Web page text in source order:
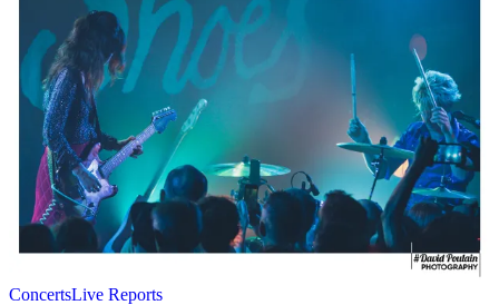
ConcertsLive Reports